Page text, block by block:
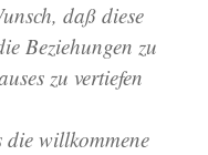
daß diese
Beziehungen zu
zu vertiefen
die willkommene